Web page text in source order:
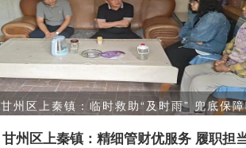
甘州区上秦镇：临时救助“及时雨” 兜底保
甘州区上秦镇：精细管财优服务 履职担